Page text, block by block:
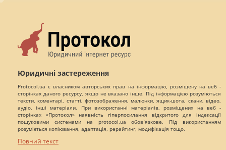
Юридичні застереження
Protocol.ua є власником авторських прав на інформацію, розміщену на веб -
сторінках даного ресурсу, якщо не вказано інше. Під інформацією розуміються
тексти, коментарі, статті, фотозображення, малюнки, ящик-шота, скани, відео,
аудіо, інші матеріали. При використанні матеріалів, розміщених на веб -
сторінках «Протокол» наявність гіперпосилання відкритого для індексації
пошуковими системами на protocol.ua обов`язкове. Під використанням
розуміється копіювання, адаптація, рерайтинг, модифікація тощо.
Повний текст